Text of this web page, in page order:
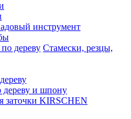
инструмент
Стамески, резцы,
дереву и шпону
заточки KIRSCHEN